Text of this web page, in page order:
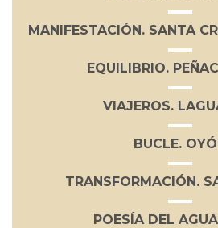
MANIFESTACIÓN. SANTA
EQUILIBRIO.
VIAJEROS.
BUCLE.
TRANSFORMACIÓN.
POESÍA DEL